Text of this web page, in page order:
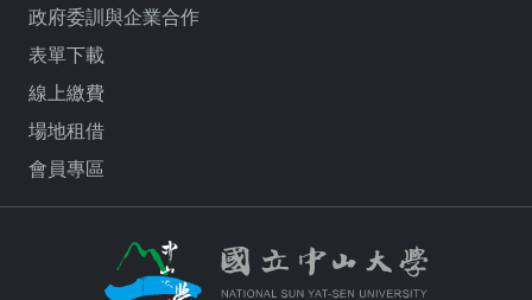
政府委訓與企業合作
表單下載
線上繳費
場地租借
會員專區